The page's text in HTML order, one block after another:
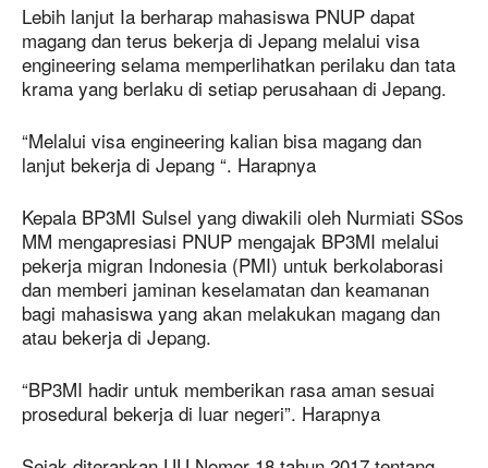
Lebih lanjut Ia berharap mahasiswa PNUP dapat
magang dan terus bekerja di Jepang melalui visa
engineering selama memperlihatkan perilaku dan tata
krama yang berlaku di setiap perusahaan di Jepang.
“Melalui visa engineering kalian bisa magang dan
lanjut bekerja di Jepang “. Harapnya
Kepala BP3MI Sulsel yang diwakili oleh Nurmiati SSos
MM mengapresiasi PNUP mengajak BP3MI melalui
pekerja migran Indonesia (PMI) untuk berkolaborasi
dan memberi jaminan keselamatan dan keamanan
bagi mahasiswa yang akan melakukan magang dan
atau bekerja di Jepang.
“BP3MI hadir untuk memberikan rasa aman sesuai
prosedural bekerja di luar negeri”. Harapnya